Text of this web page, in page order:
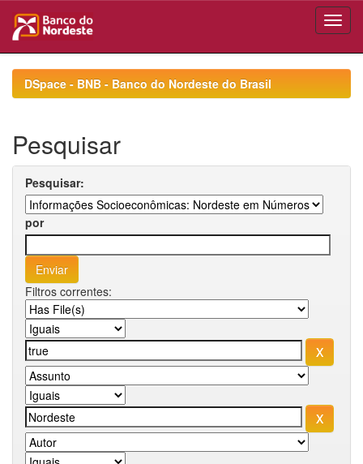
navigationDSpace - BNB - Banco do Nordeste do Brasil
Pesquisar
Pesquisar:
por
Filtros correntes: